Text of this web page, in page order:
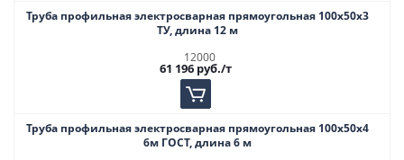
Труба профильная электросварная прямоугольная 100х50х3
ТУ, длина 12 м
12000
61 196руб./т
Труба профильная электросварная прямоугольная 100х50х4
6м ГОСТ, длина 6 м